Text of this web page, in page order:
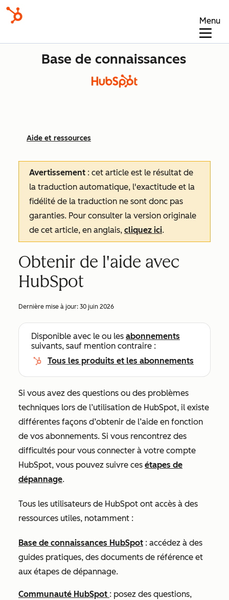
Menu
Base de connaissances
Aide et ressources
Avertissement : cet article est le résultat de
la traduction automatique, l'exactitude et la
fidélité de la traduction ne sont donc pas
garanties. Pour consulter la version originale
de cet article, en anglais, cliquez ici.
Obtenir de l'aide avec
HubSpot
Dernière mise à jour: 30 juin 2026
Disponible avec le ou les abonnements
suivants, sauf mention contraire :
Tous les produits et les abonnements
Si vous avez des questions ou des problèmes
techniques lors de l’utilisation de HubSpot, il existe
différentes façons d’obtenir de l’aide en fonction
de vos abonnements. Si vous rencontrez des
difficultés pour vous connecter à votre compte
HubSpot, vous pouvez suivre ces étapes de
dépannage.
Tous les utilisateurs de HubSpot ont accès à des
ressources utiles, notamment :
Base de connaissances HubSpot : accédez à des
guides pratiques, des documents de référence et
aux étapes de dépannage.
Communauté HubSpot : posez des questions,